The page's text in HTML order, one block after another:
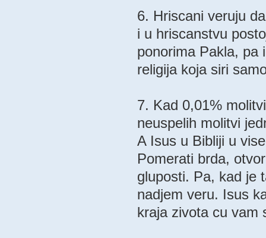
6. Hriscani veruju
i u hriscanstvu
ponorima Pakla, pa
religija koja siri
7. Kad 0,01%
neuspelih molitvi
A Isus u Bibliji u
Pomerati brda,
gluposti. Pa, kad je
nadjem veru. Isus
kraja zivota cu vam